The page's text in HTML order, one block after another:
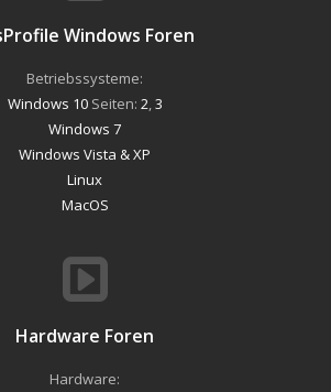
Windows Foren
Betriebssysteme:
Windows 10Seiten: 2 3
Windows 7
Windows Vista & XP
Linux
MacOS
Hardware Foren
Hardware: